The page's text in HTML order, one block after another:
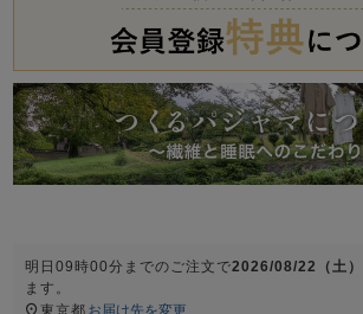
ズ
パジャマ
明日09時00分 までのご注文で2026/08/22（土）
ます。
東京都 お届け先を変更